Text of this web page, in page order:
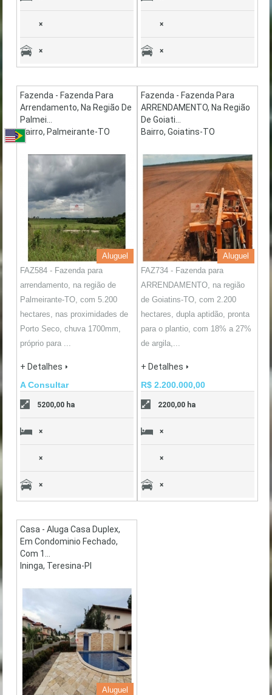
×
×
×
×
Fazenda - Fazenda Para
Arrendamento, Na Região De
Palmei...
Bairro, Palmeirante-TO
Aluguel
FAZ584 - Fazenda para
arrendamento, na região de
Palmeirante-TO, com 5.200
hectares, nas proximidades de
Porto Seco, chuva 1700mm,
próprio para ...
+ Detalhes
A Consultar
5200,00 ha
×
×
×
Fazenda - Fazenda Para
ARRENDAMENTO, Na Região
De Goiati...
Bairro, Goiatins-TO
Aluguel
FAZ734 - Fazenda para
ARRENDAMENTO, na região
de Goiatins-TO, com 2.200
hectares, dupla aptidão, pronta
para o plantio, com 18% a 27%
de argila,...
+ Detalhes
R$ 2.200.000,00
2200,00 ha
×
×
×
Casa - Aluga Casa Duplex,
Em Condominio Fechado,
Com 1...
Ininga, Teresina-PI
Aluguel